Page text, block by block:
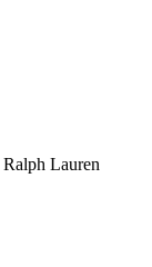
Ralph Lauren